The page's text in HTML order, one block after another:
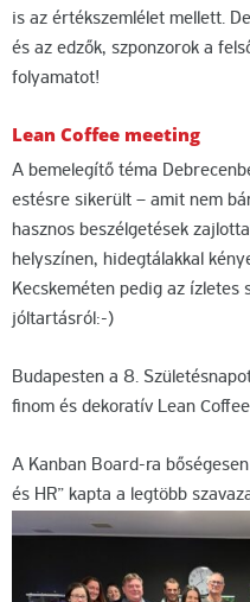
is az értékszemlélet mellett.
és az edzők, szponzorok a
folyamatot!
Lean Coffee meeting
A bemelegítő téma
estésre sikerült – amit nem
hasznos beszélgetések
helyszínen, hidegtálakkal
Kecskeméten pedig az ízletes
jóltartásról:-)
Budapesten a 8.
finom és dekoratív Lean
A Kanban Board-ra
és HR” kapta a legtöbb